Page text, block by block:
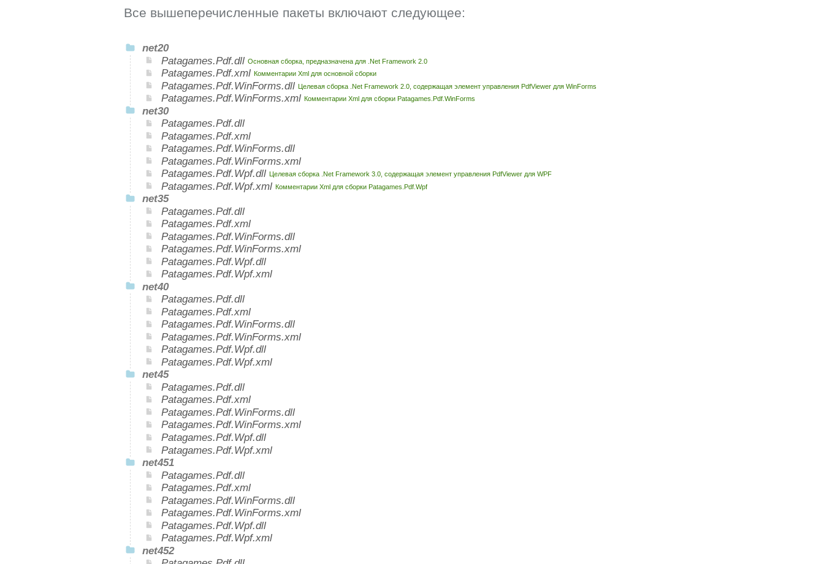
Все вышеперечисленные пакеты включают следующее:
net20
Patagames.Pdf.dll Основная сборка, предназначена для .Net Framework 2.0
Patagames.Pdf.xml Комментарии Xml для основной сборки
Patagames.Pdf.WinForms.dll Целевая сборка .Net Framework 2.0, содержащая элемент управления PdfViewer для WinForms
Patagames.Pdf.WinForms.xml Комментарии Xml для сборки Patagames.Pdf.WinForms
net30
Patagames.Pdf.dll
Patagames.Pdf.xml
Patagames.Pdf.WinForms.dll
Patagames.Pdf.WinForms.xml
Patagames.Pdf.Wpf.dll Целевая сборка .Net Framework 3.0, содержащая элемент управления PdfViewer для WPF
Patagames.Pdf.Wpf.xml Комментарии Xml для сборки Patagames.Pdf.Wpf
net35
Patagames.Pdf.dll
Patagames.Pdf.xml
Patagames.Pdf.WinForms.dll
Patagames.Pdf.WinForms.xml
Patagames.Pdf.Wpf.dll
Patagames.Pdf.Wpf.xml
net40
Patagames.Pdf.dll
Patagames.Pdf.xml
Patagames.Pdf.WinForms.dll
Patagames.Pdf.WinForms.xml
Patagames.Pdf.Wpf.dll
Patagames.Pdf.Wpf.xml
net45
Patagames.Pdf.dll
Patagames.Pdf.xml
Patagames.Pdf.WinForms.dll
Patagames.Pdf.WinForms.xml
Patagames.Pdf.Wpf.dll
Patagames.Pdf.Wpf.xml
net451
Patagames.Pdf.dll
Patagames.Pdf.xml
Patagames.Pdf.WinForms.dll
Patagames.Pdf.WinForms.xml
Patagames.Pdf.Wpf.dll
Patagames.Pdf.Wpf.xml
net452